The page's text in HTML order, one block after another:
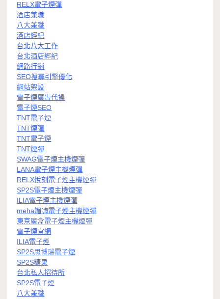
RELX電子煙彈
酒店兼職
八大兼職
酒店經紀
台北八大工作
台北酒店經紀
網路行銷
SEO搜尋引擎優化
網站架設
電子煙廣告代操
電子煙SEO
TNT電子煙
TNT煙彈
TNT電子煙
TNT煙彈
SWAG電子煙主機煙彈
LANA電子煙主機煙彈
RELX悅刻電子煙主機煙彈
SP2S電子煙主機煙彈
ILIA電子煙主機煙彈
meha媚嗨電子煙主機煙彈
東京魔盒電子煙主機煙彈
電子煙官網
ILIA電子煙
SP2S思博瑞電子煙
SP2S糖果
台北私人招待所
SP2S電子煙
八大兼職